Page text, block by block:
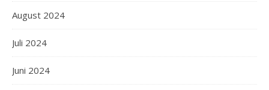
August 2024
Juli 2024
Juni 2024